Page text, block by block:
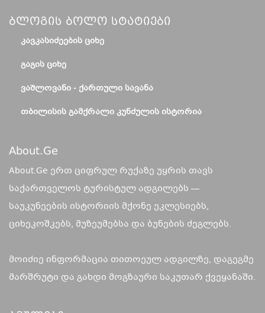
Ბლოგის Ბოლო Სტატიები
ᲙᲐᲕᲙᲐᲡᲘᲫᲔᲔᲑᲘᲡ ᲪᲘᲮᲔ
ᲒᲐᲒᲘᲡ ᲪᲘᲮᲔ
ᲕᲐᲨᲚᲝᲕᲐᲜᲘ - ᲥᲐᲠᲗᲣᲚᲘ ᲡᲐᲕᲐᲜᲐ
ᲗᲑᲘᲚᲘᲡᲘᲡ ᲒᲐᲛᲥᲠᲐᲚᲘ ᲙᲣᲜᲫᲣᲚᲘᲡ ᲘᲡᲢᲝᲠᲘᲐ
About.ge
About.Ge ერთ ციფრულ რუქაზე უყრის თავს
საქართველოს ტურისტულ ადგილებს —
საუკუნეების ისტორიის მქონე ეკლესიებს,
ციხეკოშკებს, მუზეუმებსა და ბუნების ძეგლებს.
მოიძიე ინფორმაცია თითოეულ ადგილზე, დაგეგმე
მარშრუტი და გახდი მოგზაური საკუთარ ქვეყანაში.